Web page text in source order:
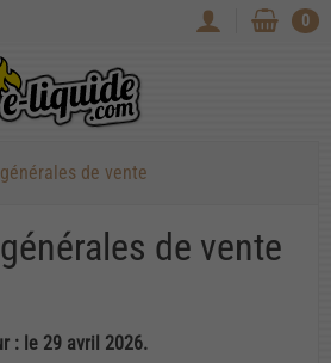
0
de vente
de vente
: le 29 avril 2026.